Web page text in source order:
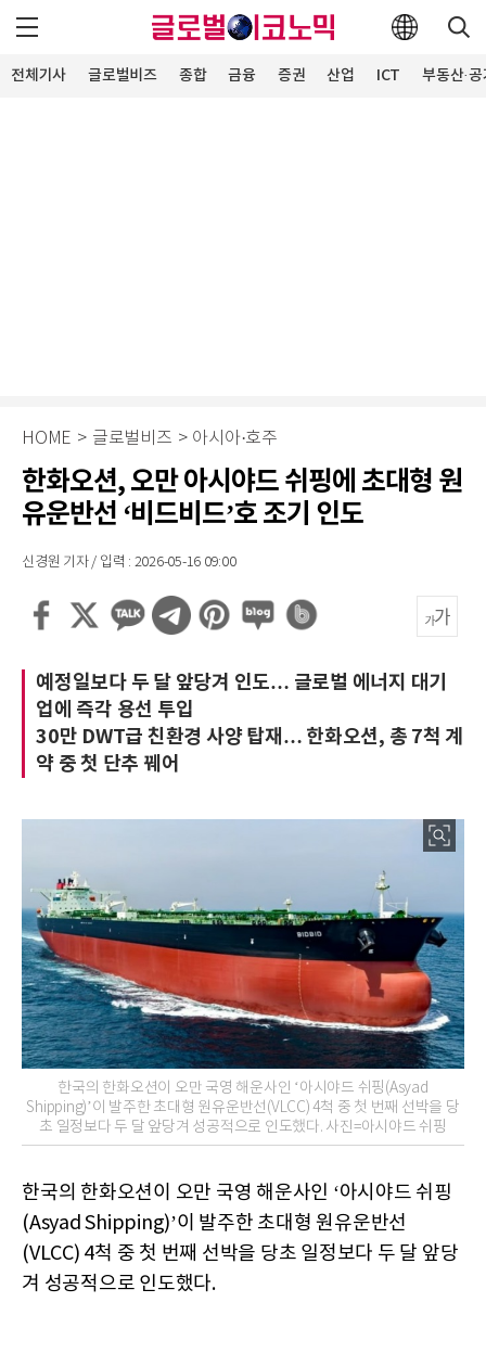
전체기사 글로벌비즈 종합 금융 증권 산업 ICT 부동산·
HOME > 글로벌비즈 > 아시아·호주
한화오션, 오만 아시야드 쉬핑에 초대형 원
유운반선 ‘비드비드’호 조기 인도
신경원 기자 / 입력 : 2026-05-16 09:00
예정일보다 두 달 앞당겨 인도… 글로벌 에너지 대기
업에 즉각 용선 투입
30만 DWT급 친환경 사양 탑재… 한화오션, 총 7척 계
약 중 첫 단추 꿰어
한국의 한화오션이 오만 국영 해운사인 ‘아시야드 쉬핑(Asyad
Shipping)’이 발주한 초대형 원유운반선(VLCC) 4척 중 첫 번째 선박을 당
초 일정보다 두 달 앞당겨 성공적으로 인도했다. 사진=아시야드 쉬핑
한국의 한화오션이 오만 국영 해운사인 ‘아시야드 쉬핑
(Asyad Shipping)’이 발주한 초대형 원유운반선
(VLCC) 4척 중 첫 번째 선박을 당초 일정보다 두 달 앞당
겨 성공적으로 인도했다.